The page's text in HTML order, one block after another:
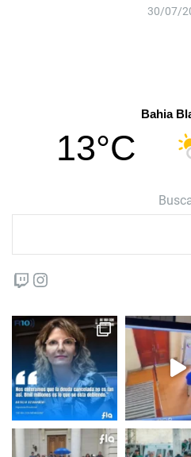
30/07/
Bahia
13°C
Twitch